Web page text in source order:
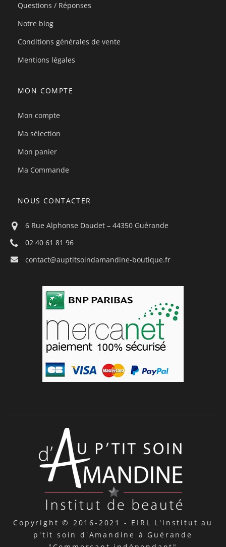
Questions / Réponses
Notre blog
Conditions générales de vente
Mentions légales
MON COMPTE
Mon compte
Ma sélection
Mon panier
Ma Commande
NOUS CONTACTER
6 Rue Alphonse Daudet – 44350 Guérande
02 40 61 81 96
contact@auptitsoindamandine-boutique.fr
Copyright © 2016-2021 - EIRL L'institut au
p'tit soin d'Amandine à Guérande